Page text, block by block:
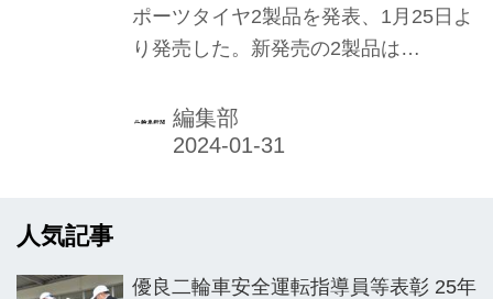
スポーティーに
ポーツタイヤ2製品を発表、1月25日よ
り発売した。新発売の2製品は
6）」と「MICHELIN POWER
GP2（以下パワーGP2）」。モーター
タイヤ」に位置づけられるものだ。
編集部
人気記事
優良二輪車安全運転指導員等表彰 25年